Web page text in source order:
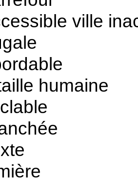
ville
humaine